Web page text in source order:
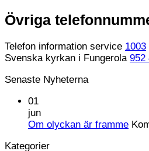
Övriga
Telefon information service 1003
Svenska kyrkan i Fungerola 952
Senaste Nyheterna
01
jun
Om olyckan är framme
Kategorier